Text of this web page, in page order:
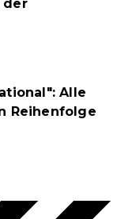
der
Alle
Reihenfolge